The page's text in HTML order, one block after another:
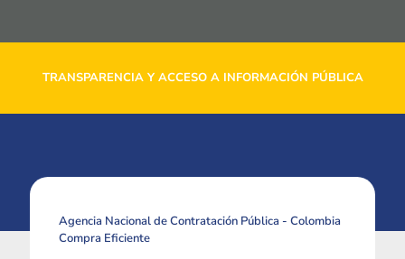
TRANSPARENCIA Y ACCESO A INFORMACIÓN PÚBLICA
Agencia Nacional de Contratación Pública - Colombia
Compra Eficiente